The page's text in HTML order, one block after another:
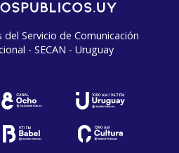
Servicio de Comunicación
- SECAN - Uruguay